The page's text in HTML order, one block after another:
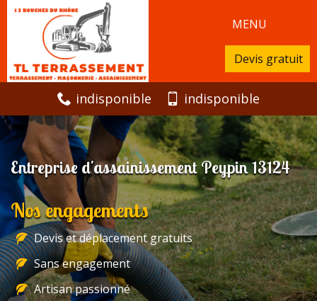
MENU
Devis gratuit
indisponible indisponible
Entreprise d'assainissement Peypin 13124
Nos engagements
Devis et déplacement gratuits
Sans engagement
Artisan passionné